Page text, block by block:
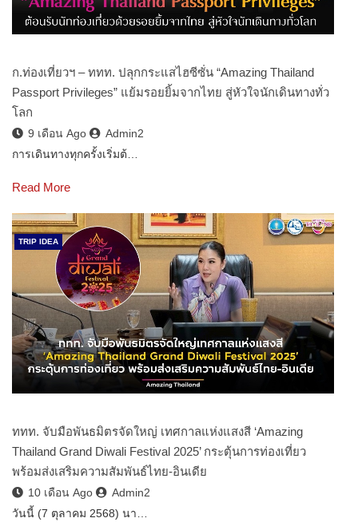
ก.ท่องเที่ยวฯ – ททท. ปลุกกระแสไฮซีซั่น “Amazing Thailand
Passport Privileges” แย้มรอยยิ้มจากไทย สู่หัวใจนักเดินทางทั่ว
โลก
9 เดือน Ago
Admin2
การเดินทางทุกครั้งเริ่มต้…
Read More
TRIP IDEA
ททท. จับมือพันธมิตรจัดใหญ่ เทศกาลแห่งแสงสี ‘Amazing
Thailand Grand Diwali Festival 2025’ กระตุ้นการท่องเที่ยว
พร้อมส่งเสริมความสัมพันธ์ไทย-อินเดีย
10 เดือน Ago
Admin2
วันนี้ (7 ตุลาคม 2568) นา…